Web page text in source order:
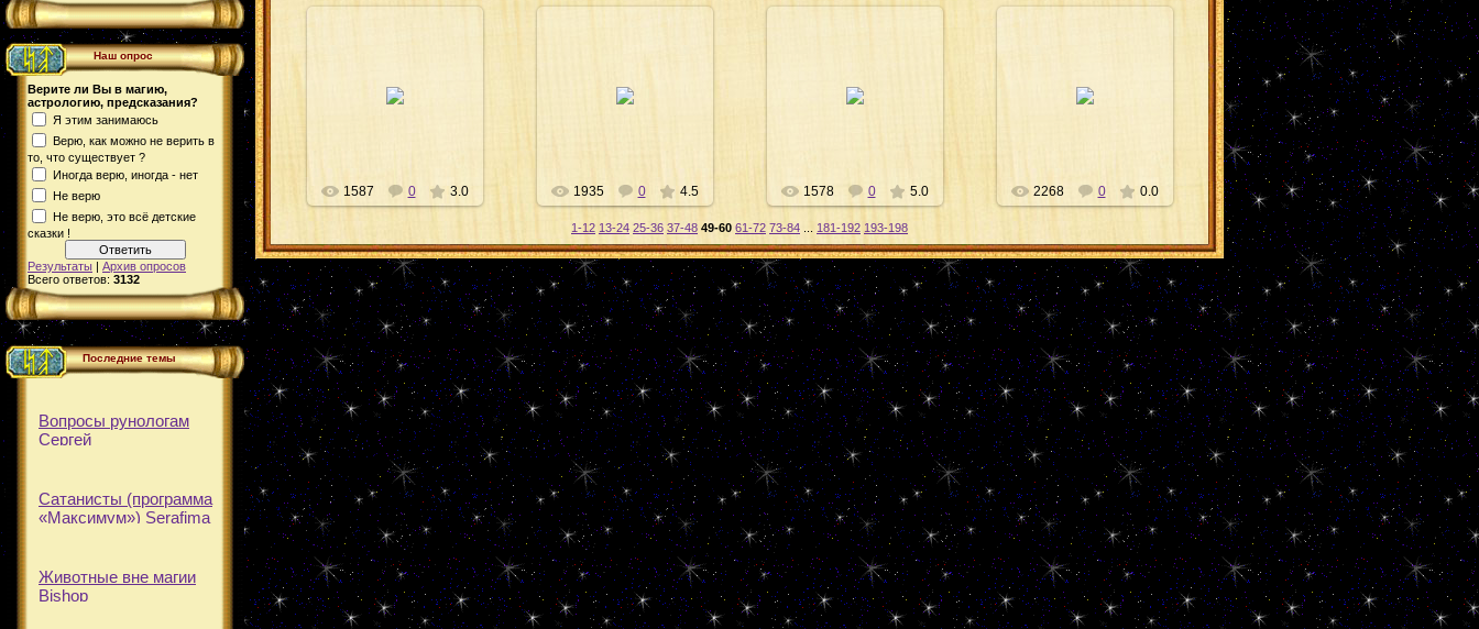
Наш опрос
Верите ли Вы в магию,
астрологию, предсказания?
Я этим занимаюсь
Верю, как можно не верить в
то, что существует ?
Иногда верю, иногда - нет
Не верю
Не верю, это всё детские
сказки !
Результаты | Архив опросов
Всего ответов: 3132
Последние темы
Вопросы рунологам
Сергей
Сатанисты (программа
«Максимум») Serafima
Животные вне магии
Bishop
1587 0 3.0 1935 0 4.5 1578 0 5.0
GIBU AUJA
2268 0 0.0
1-12 13-24 25-36 37-48 49-60 61-72 73-84 181-192 193-198